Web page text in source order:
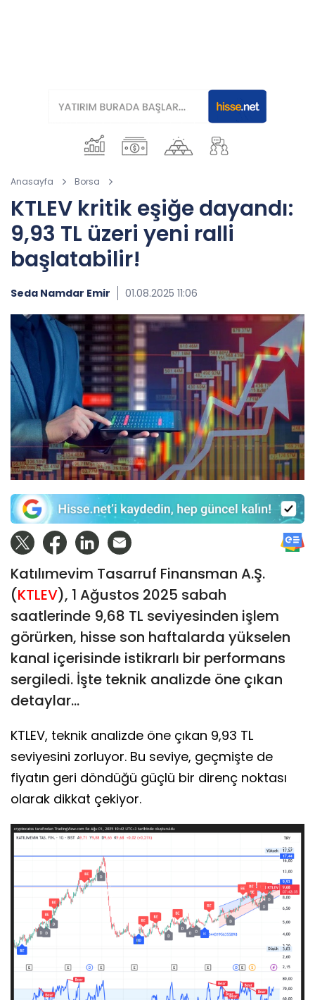
Anasayfa Borsa
KTLEV kritik eşiğe dayandı:
9,93 TL üzeri yeni ralli
başlatabilir!
Seda Namdar Emir 01.08.2025 11:06
Katılımevim Tasarruf Finansman A.Ş.
(KTLEV), 1 Ağustos 2025 sabah
saatlerinde 9,68 TL seviyesinden işlem
görürken, hisse son haftalarda yükselen
kanal içerisinde istikrarlı bir performans
sergiledi. İşte teknik analizde öne çıkan
detaylar...
KTLEV, teknik analizde öne çıkan 9,93 TL
seviyesini zorluyor. Bu seviye, geçmişte de
fiyatın geri döndüğü güçlü bir direnç noktası
olarak dikkat çekiyor.